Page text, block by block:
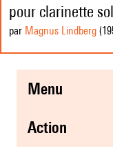
pour clarinette
par Magnus Lindberg
menu
action